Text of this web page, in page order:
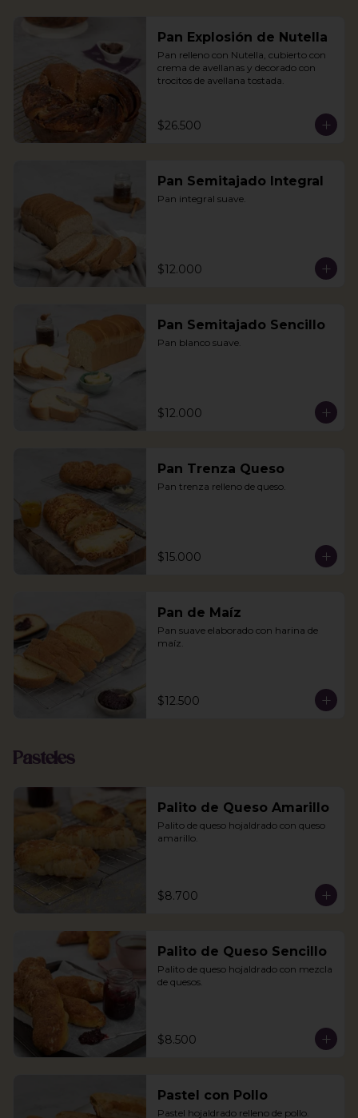
Pan Explosión de Nutella
Pan relleno con Nutella, cubierto con
crema de avellanas y decorado con
trocitos de avellana tostada.
$26.500
Pan Semitajado Integral
Pan integral suave.
$12.000
Pan Semitajado Sencillo
Pan blanco suave.
$12.000
Pan Trenza Queso
Pan trenza relleno de queso.
$15.000
Pan de Maíz
Pan suave elaborado con harina de
maíz.
$12.500
Pasteles
Palito de Queso Amarillo
Palito de queso hojaldrado con queso
amarillo.
$8.700
Palito de Queso Sencillo
Palito de queso hojaldrado con mezcla
de quesos.
$8.500
Pastel con Pollo
Pastel hojaldrado relleno de pollo.